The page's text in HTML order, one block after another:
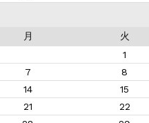
月 火
1
7 8
14 15
21 22